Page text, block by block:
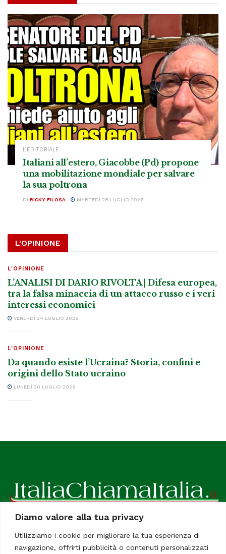
Diamo valore alla tua privacy
Utilizziamo i cookie per migliorare la tua esperienza di
navigazione, offrirti pubblicità o contenuti personalizzati
L’EDITORIALE
Italiani all’estero, Giacobbe (Pd) propone
una mobilitazione mondiale per salvare
la sua poltrona
DI RICKY FILOSA MARTEDÌ 28 LUGLIO 2026
L'OPINIONE
L'OPINIONE
L’ANALISI DI DARIO RIVOLTA | Difesa europea,
tra la falsa minaccia di un attacco russo e i veri
interessi economici
VENERDÌ 24 LUGLIO 2026
L'OPINIONE
Da quando esiste l’Ucraina? Storia, confini e
origini dello Stato ucraino
LUNEDÌ 20 LUGLIO 2026
ItaliaChiamaItalia, il TUO quotidiano online preferito.
Dedicato in particolare a tutti gli italiani residenti all'estero.